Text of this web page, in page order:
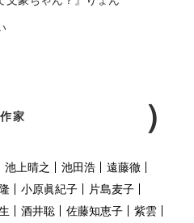
作家
池上晴之 池田浩
遠藤徹
小原眞紀子
片島麦子
酒井聡 佐藤知恵子
紫雲